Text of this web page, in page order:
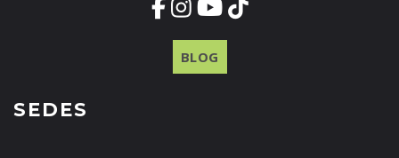
BLOG
SEDES